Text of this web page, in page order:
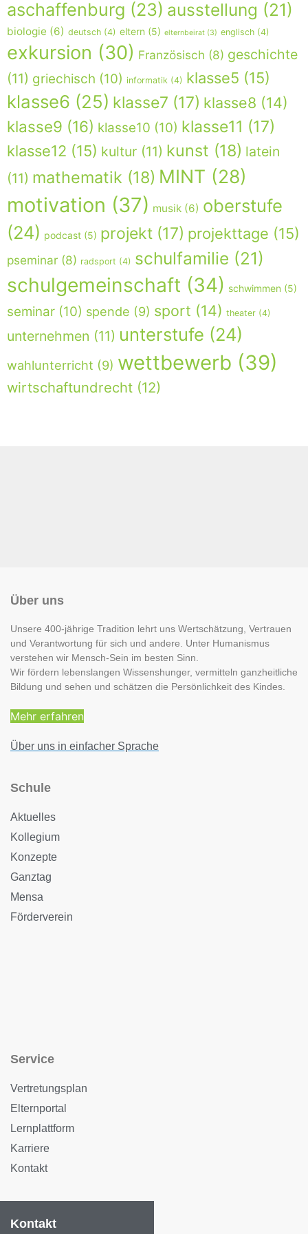
aschaffenburg (23) ausstellung (21)
biologie (6) deutsch (4) eltern (5) elternbeirat (3) englisch (4)
exkursion (30) Französisch (8) geschichte
(11) griechisch (10) informatik (4) klasse5 (15)
klasse6 (25) klasse7 (17) klasse8 (14)
klasse9 (16) klasse10 (10) klasse11 (17)
klasse12 (15) kultur (11) kunst (18) latein
(11) mathematik (18) MINT (28)
motivation (37) musik (6) oberstufe
(24) podcast (5) projekt (17) projekttage (15)
pseminar (8) radsport (4) schulfamilie (21)
schulgemeinschaft (34) schwimmen (5)
seminar (10) spende (9) sport (14) theater (4)
unternehmen (11) unterstufe (24)
wahlunterricht (9) wettbewerb (39)
wirtschaftundrecht (12)
Über uns
Unsere 400-jährige Tradition lehrt uns Wertschätzung, Vertrauen
und Verantwortung für sich und andere. Unter Humanismus
verstehen wir Mensch-Sein im besten Sinn.
Wir fördern lebenslangen Wissenshunger, vermitteln ganzheitliche
Bildung und sehen und schätzen die Persönlichkeit des Kindes.
Mehr erfahren
Über uns in einfacher Sprache
Schule
Aktuelles
Kollegium
Konzepte
Ganztag
Mensa
Förderverein
Service
Vertretungsplan
Elternportal
Lernplattform
Karriere
Kontakt
Kontakt